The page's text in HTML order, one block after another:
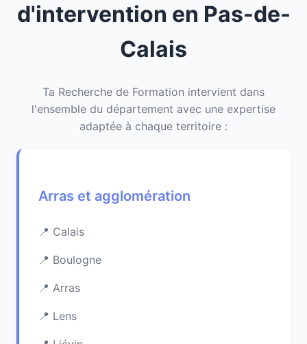
d'intervention en Pas-de-
Calais
Ta Recherche de Formation intervient dans
l'ensemble du département avec une expertise
adaptée à chaque territoire :
Arras et agglomération
Calais
Boulogne
Arras
Lens